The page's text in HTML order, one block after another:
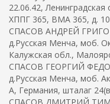
22.06.42,
ХППГ 365, ВМА 365, д. 10
СПАСОВ АНДРЕЙ
д.Русская Менча, моб.
Калужская обл.,
СПАСОВ ГЕОРГИЙ
д.Русская Менча, моб.
А, Германия, шталаг